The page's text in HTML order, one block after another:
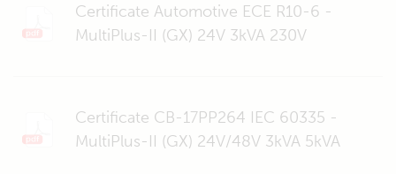
Certificate Automotive ECE R10-6 -
MultiPlus-II (GX) 24V 3kVA 230V
Certificate CB-17PP264 IEC 60335 -
MultiPlus-II (GX) 24V/48V 3kVA 5kVA